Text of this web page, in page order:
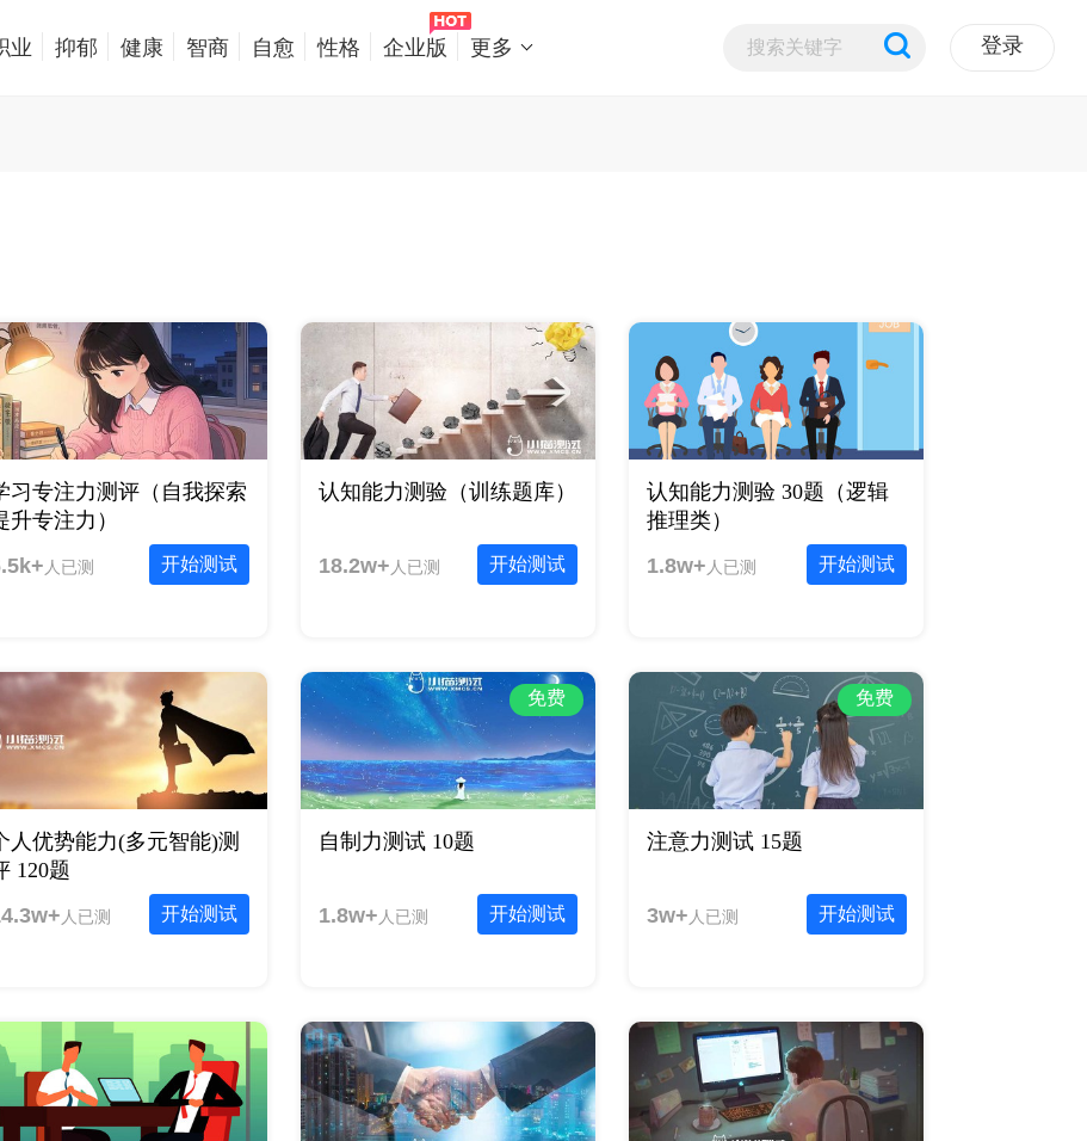
业 抑郁 健康 智商 自愈 性格 企业版 更多 登录
习专注力测评（自我探索
升专注力）
开始测试
人已测
认知能力测验（训练题库）
开始测试
18.2w+ 人已测
认知能力测验 30题（逻辑
推理类）
开始测试
1.8w+ 人已测
人优势能力(多元智能)测
120题
开始测试
人已测
免费
自制力测试 10题
开始测试
1.8w+ 人已测
免费
注意力测试 15题
开始测试
3w+ 人已测